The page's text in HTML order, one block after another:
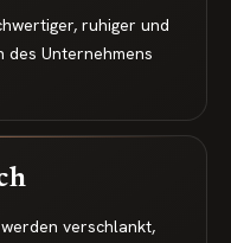
ruhiger und
des Unternehmens
verschlankt,